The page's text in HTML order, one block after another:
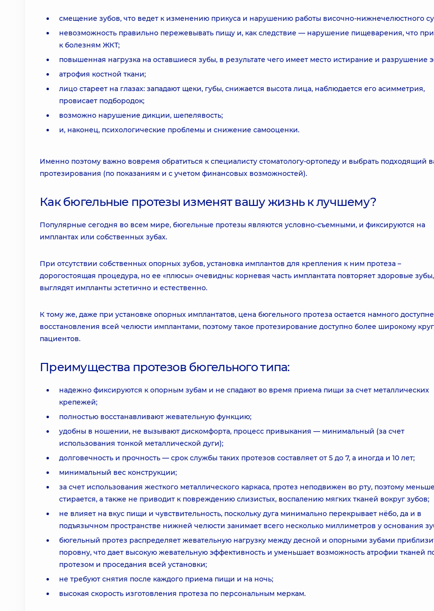
смещение зубов, что ведет к изменению прикуса и нарушению работы височно-нижнечелюстного
невозможность правильно пережевывать пищу и, как следствие — нарушение пищеварения, что
к болезням ЖКТ;
повышенная нагрузка на оставшиеся зубы, в результате чего имеет место истирание и разрушение
атрофия костной ткани;
лицо стареет на глазах: западают щеки, губы, снижается высота лица, наблюдается его асимметрия,
провисает подбородок;
возможно нарушение дикции, шепелявость;
и, наконец, психологические проблемы и снижение самооценки.
Именно поэтому важно вовремя обратиться к специалисту стоматологу-ортопеду и выбрать подходящий
протезирования (по показаниям и с учетом финансовых возможностей).
Как бюгельные протезы изменят вашу жизнь к лучшему?
Популярные сегодня во всем мире, бюгельные протезы являются условно-съемными, и фиксируются на
имплантах или собственных зубах.
При отсутствии собственных опорных зубов, установка имплантов для крепления к ним протеза –
дорогостоящая процедура, но ее «плюсы» очевидны: корневая часть имплантата повторяет здоровые
выглядят импланты эстетично и естественно.
К тому же, даже при установке опорных имплантатов, цена бюгельного протеза остается намного
восстановления всей челюсти имплантами, поэтому такое протезирование доступно более широкому
пациентов.
Преимущества протезов бюгельного типа:
надежно фиксируются к опорным зубам и не спадают во время приема пищи за счет металлических
крепежей;
полностью восстанавливают жевательную функцию;
удобны в ношении, не вызывают дискомфорта, процесс привыкания — минимальный (за счет
использования тонкой металлической дуги);
долговечность и прочность — срок службы таких протезов составляет от 5 до 7, а иногда и 10 лет;
минимальный вес конструкции;
за счет использования жесткого металлического каркаса, протез неподвижен во рту, поэтому меньше
стирается, а также не приводит к повреждению слизистых, воспалению мягких тканей вокруг зубов;
не влияет на вкус пищи и чувствительность, поскольку дуга минимально перекрывает нёбо, да и в
подъязычном пространстве нижней челюсти занимает всего несколько миллиметров у основания
бюгельный протез распределяет жевательную нагрузку между десной и опорными зубами
поровну, что дает высокую жевательную эффективность и уменьшает возможность атрофии тканей
протезом и проседания всей установки;
не требуют снятия после каждого приема пищи и на ночь;
высокая скорость изготовления протеза по персональным меркам.